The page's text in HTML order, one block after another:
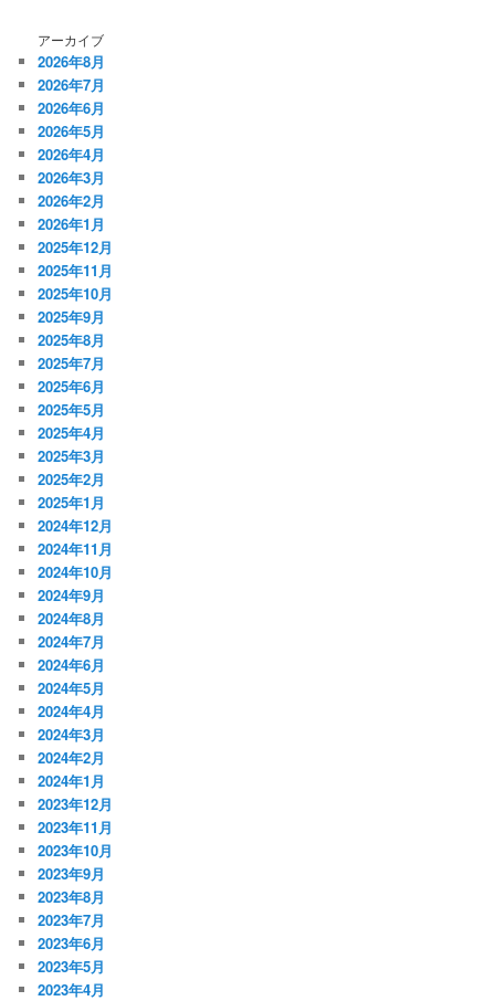
アーカイブ
2026年8月
2026年7月
2026年6月
2026年5月
2026年4月
2026年3月
2026年2月
2026年1月
2025年12月
2025年11月
2025年10月
2025年9月
2025年8月
2025年7月
2025年6月
2025年5月
2025年4月
2025年3月
2025年2月
2025年1月
2024年12月
2024年11月
2024年10月
2024年9月
2024年8月
2024年7月
2024年6月
2024年5月
2024年4月
2024年3月
2024年2月
2024年1月
2023年12月
2023年11月
2023年10月
2023年9月
2023年8月
2023年7月
2023年6月
2023年5月
2023年4月